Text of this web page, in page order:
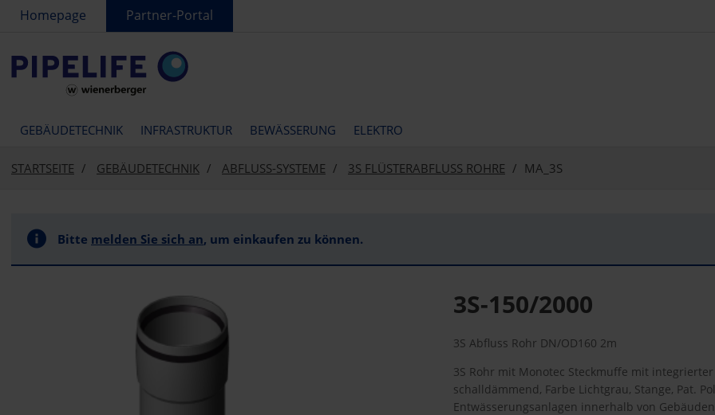
text.skipToContent
text.skipToNavigation
Homepage Partner-Portal
GEBÄUDETECHNIK INFRASTRUKTUR BEWÄSSERUNG ELEKTRO
STARTSEITE GEBÄUDETECHNIK ABFLUSS-SYSTEME 3S FLÜSTERABFLUSS ROHRE MA_3S
Bitte melden Sie sich an, um einkaufen zu können.
3S-150/2000
3S Abfluss Rohr DN/OD160 2m
3S Rohr mit Monotec Steckmuffe mit integrierter
schalldämmend, Farbe Lichtgrau, Stange, Pat.
Entwässerungsanlagen innerhalb von Gebäuden